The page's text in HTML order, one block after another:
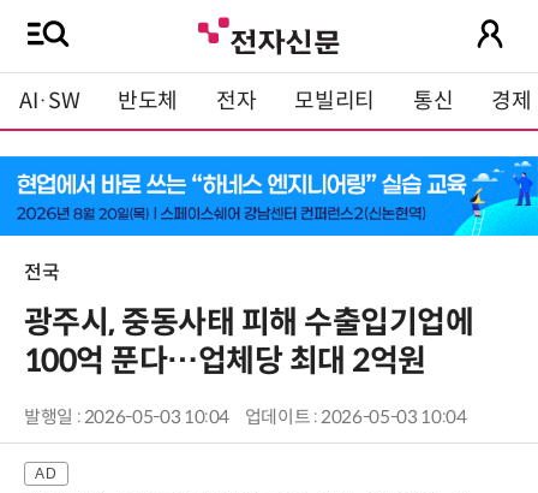
AI·SW 반도체 전자 모빌리티 통신 경제
전국
광주시, 중동사태 피해 수출입기업에
100억 푼다…업체당 최대 2억원
발행일 : 2026-05-03 10:04 업데이트 : 2026-05-03 10:04